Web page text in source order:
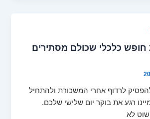
חופש כלכלי שכולם מסתירים
לרדוף אחרי המשכורת ולהתחיל
רגע את בוקר יום שלישי שלכם.
לא